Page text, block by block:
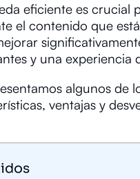
eficiente es crucial
el contenido que
y una experiencia
algunos de
ventajas y